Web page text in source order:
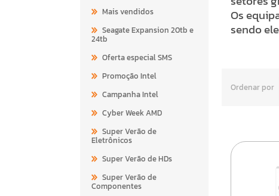
Mais vendidos
Seagate Expansion 20tb e
24tb
Oferta especial SMS
Promoção Intel
Campanha Intel
Cyber Week AMD
Super Verão de
Eletrônicos
Super Verão de HDs
Super Verão de
Componentes
Os
sendo
Ordenar por